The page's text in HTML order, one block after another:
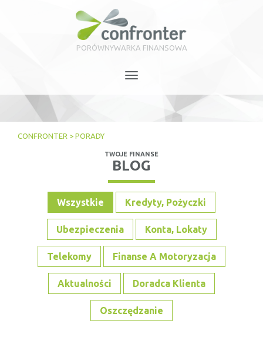
PORÓWNYWARKA FINANSOWA
navigation
CONFRONTER > PORADY
TWOJE FINANSE
BLOG
Wszystkie Kredyty, Pożyczki
Ubezpieczenia Konta, Lokaty
Telekomy Finanse A Motoryzacja
Aktualności Doradca Klienta
Oszczędzanie